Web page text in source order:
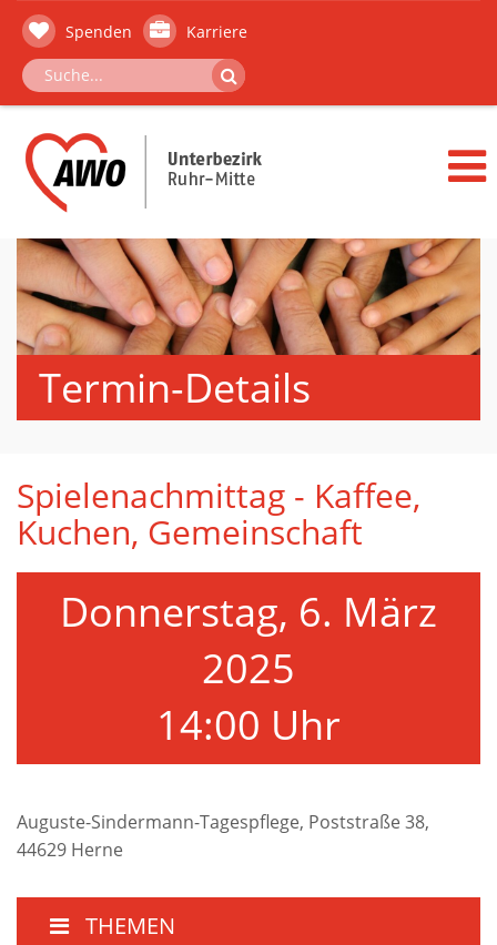
Spenden Karriere
Termin-Details
Spielenachmittag - Kaffee,
Kuchen, Gemeinschaft
Donnerstag, 6. März
2025
14:00 Uhr
Auguste-Sindermann-Tagespflege, Poststraße 38,
44629 Herne
THEMEN